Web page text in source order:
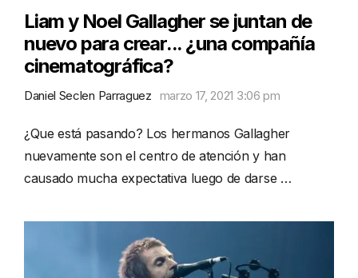
Liam y Noel Gallagher se juntan de
nuevo para crear... ¿una compañía
cinematográfica?
Daniel Seclen Parraguez marzo 17, 2021 3:06 pm
¿Que está pasando? Los hermanos Gallagher
nuevamente son el centro de atención y han
causado mucha expectativa luego de darse …